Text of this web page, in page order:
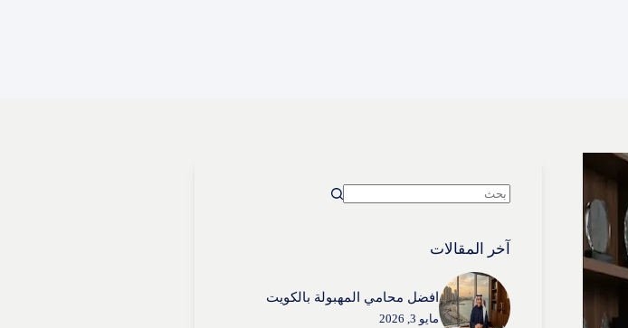
نتائج
آخر المقالات
افضل محامي المهبولة بالكويت
مايو 3, 2026